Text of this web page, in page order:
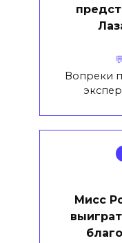
Вопреки
Мисс